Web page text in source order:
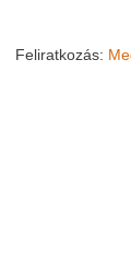
Feliratkozás: